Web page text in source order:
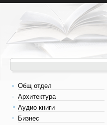
Общ отдел
Архитектура
Аудио книги
Бизнес